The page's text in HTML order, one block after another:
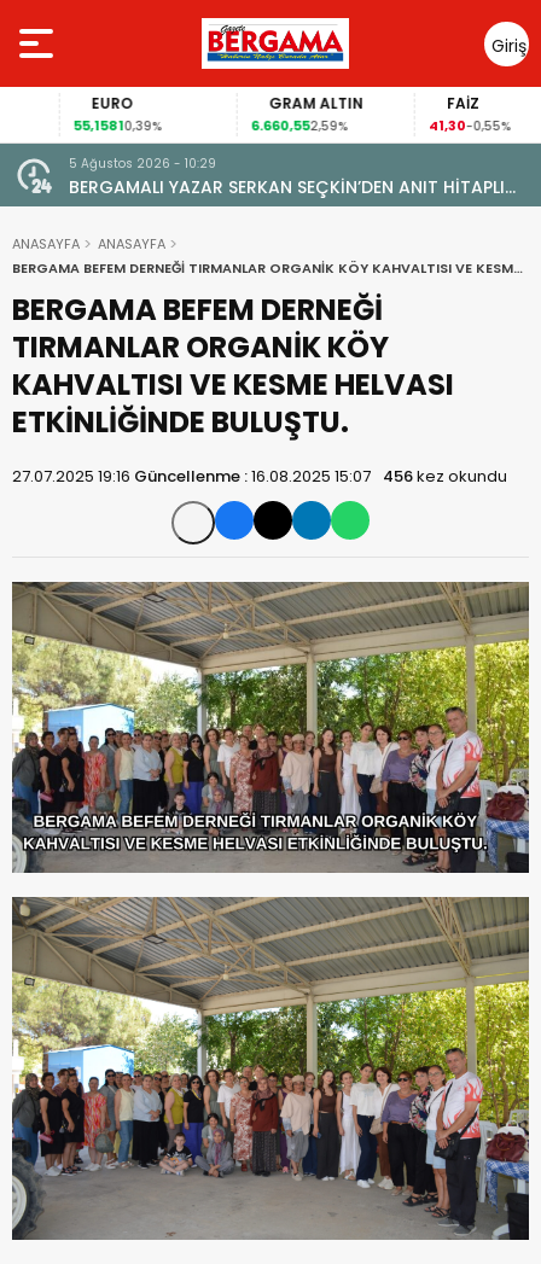
Giriş
Yap
EURO
55,15810,39%
GRAM ALTIN
6.660,552,59%
FAİZ
41,30-0,55%
5 Ağustos 2026 - 10:29
BERGAMALI YAZAR SERKAN SEÇKİN’DEN ANIT HİTAPLI
KİTAP: “PERGAMON’DAN ARTVİN’E”
ANASAYFA
ANASAYFA
BERGAMA BEFEM DERNEĞİ TIRMANLAR ORGANİK KÖY KAHVALTISI VE KESME
BERGAMA BEFEM DERNEĞİ
TIRMANLAR ORGANİK KÖY
KAHVALTISI VE KESME HELVASI
ETKİNLİĞİNDE BULUŞTU.
27.07.2025 19:16 Güncellenme :16.08.2025 15:07 456kez okundu